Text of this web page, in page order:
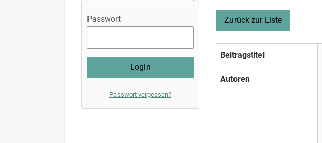
Passwort
Passwort vergessen?
Zurück zur Liste
Beitragstitel
Autoren